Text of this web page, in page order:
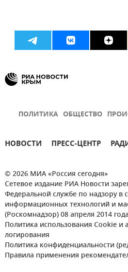
ПОЛИТИКА ОБЩЕСТВО
НОВОСТИ ПРЕСС-ЦЕНТР
© 2026 МИА «Россия сегодня»
Сетевое издание РИА Новости
Федеральной службе по надзору в
информационных технологий и
(Роскомнадзор) 08 апреля 2014
Политика использования Cookie и
логирования
Политика конфиденциальности
Правила применения